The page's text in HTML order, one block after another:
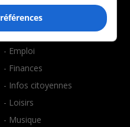
- Art de vivre
- Bien-être
- Emploi
- Finances
- Infos citoyennes
- Loisirs
- Musique